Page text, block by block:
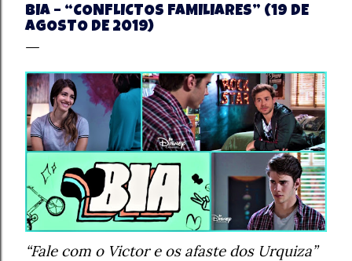
BIA – “CONFLICTOS FAMILIARES” (19 DE
AGOSTO DE 2019)
“Fale com o Victor e os afaste dos Urquiza”